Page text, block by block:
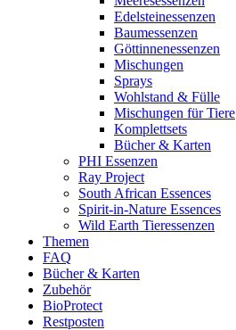
Edelsteinessenzen
Baumessenzen
Göttinnenessenzen
Mischungen
Sprays
Wohlstand & Fülle
Mischungen für Tiere
Komplettsets
Bücher & Karten
PHI Essenzen
Ray Project
South African Essences
Spirit-in-Nature Essences
Wild Earth Tieressenzen
Themen
FAQ
Bücher & Karten
Zubehör
BioProtect
Restposten